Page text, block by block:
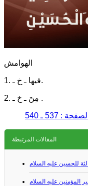
الهوامش
1. فيها ـ خ ـ.
2. مِنَ ـ خ ـ .
ـ 540
المقالات المرتبطة
للحسين عليه السلام
المؤمنين عليه السلام